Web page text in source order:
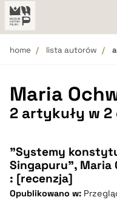
home lista autorów
Maria
2 artykuły w
"Systemy
Singapuru", Maria
: [recenzja]
Opublikowano w: